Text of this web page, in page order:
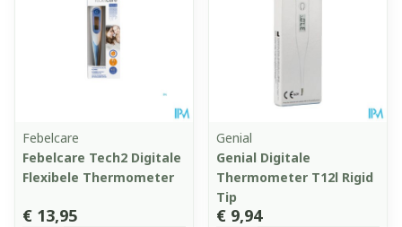
Febelcare
Febelcare Tech2 Digitale
Flexibele Thermometer
€ 13,95
Genial
Genial Digitale
Thermometer T12l Rigid
Tip
€ 9,94